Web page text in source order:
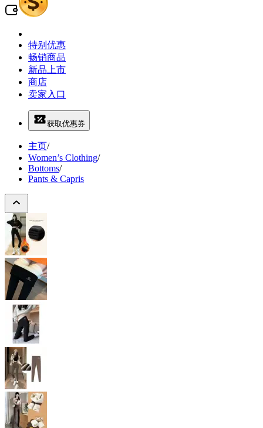
特别优惠
畅销商品
新品上市
商店
卖家入口
获取优惠券
主页/
Women’s Clothing/
Bottoms/
Pants & Capris